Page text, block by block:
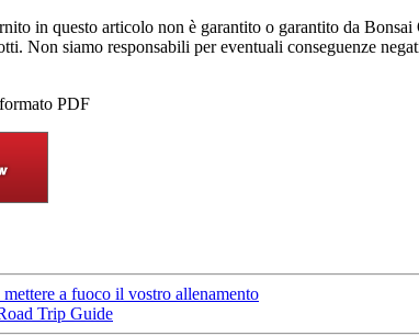
in questo articolo non è garantito o garantito da
Non siamo responsabili per eventuali conseguenze
PDF
a fuoco il vostro allenamento
Trip Guide